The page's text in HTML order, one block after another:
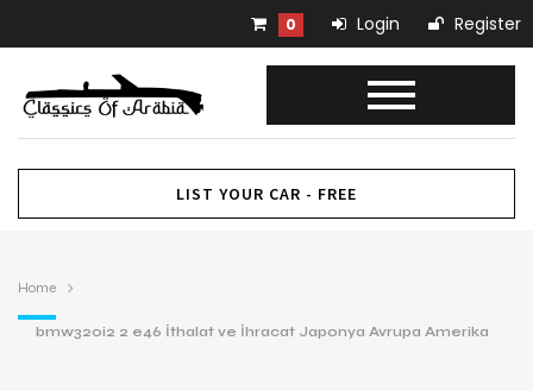
0 Login Register
LIST YOUR CAR - FREE
Home
bmw320i2 2 e46 İthalat ve İhracat Japonya Avrupa Amerika